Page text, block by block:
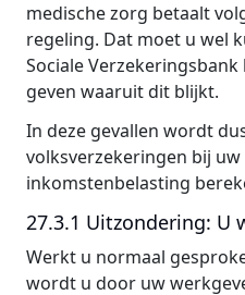
medische zorg betaalt
regeling. Dat moet u wel
Sociale
geven waaruit dit blijkt.
In deze gevallen wordt
volksverzekeringen bij
inkomstenbelasting
27.3.1 Uitzondering: U
Werkt u normaal
wordt u door uw